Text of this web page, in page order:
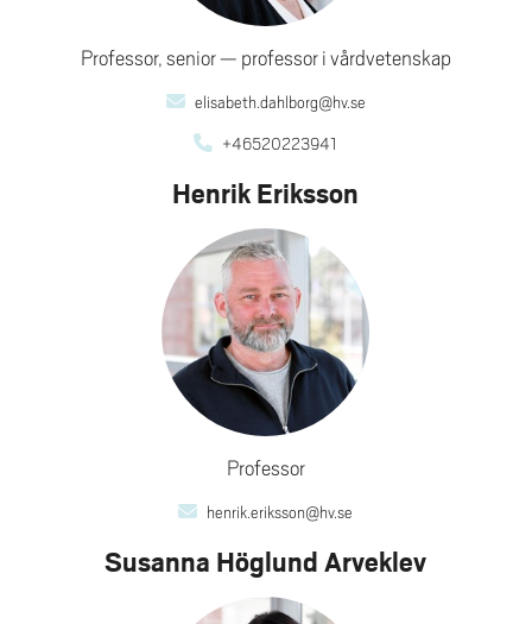
Professor, senior professor i vårdvetenskap
elisabeth.dahlborg@hv.se
+46520223941
Henrik Eriksson
Professor
henrik.eriksson@hv.se
Susanna Höglund Arveklev